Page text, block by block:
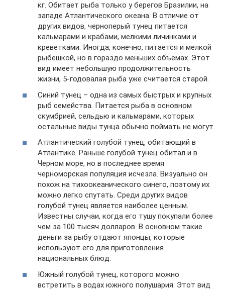
кг. Обитает рыба только у берегов Бразилии, на
западе Атлантического океана. В отличие от
других видов, черноперый тунец питается
кальмарами и крабами, мелкими личинками и
креветками. Иногда, конечно, питается и мелкой
рыбешкой, но в гораздо меньших объемах. Этот
вид имеет небольшую продолжительность
жизни, 5-годовалая рыба уже считается старой.
Синий тунец – одна из самых быстрых и крупных
рыб семейства. Питается рыба в основном
скумбрией, сельдью и кальмарами, которых
остальные виды тунца обычно поймать не могут.
Атлантический голубой тунец, обитающий в
Атлантике. Раньше голубой тунец обитал и в
Черном море, но в последнее время
черноморская популяция исчезла. Визуально он
похож на тихоокеанического синего, поэтому их
можно легко спутать. Среди других видов
голубой тунец является наиболее ценным.
Известны случаи, когда его тушу покупали более
чем за 100 тысяч долларов. В основном такие
деньги за рыбу отдают японцы, которые
используют его для приготовления
национальных блюд.
Южный голубой тунец, которого можно
встретить в водах южного полушария. Этот вид